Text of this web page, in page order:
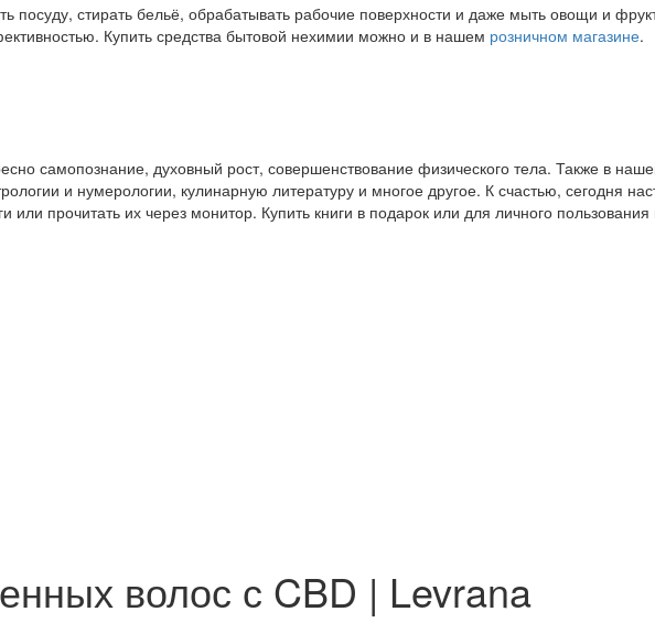
посуду, стирать бельё, обрабатывать рабочие поверхности и даже мыть овощи и
Купить средства бытовой нехимии можно и в нашем розничном магазине.
самопознание, духовный рост, совершенствование физического тела. Также в
и нумерологии, кулинарную литературу и многое другое. К счастью, сегодня
или прочитать их через монитор. Купить книги в подарок или для личного
волос с CBD | Levrana